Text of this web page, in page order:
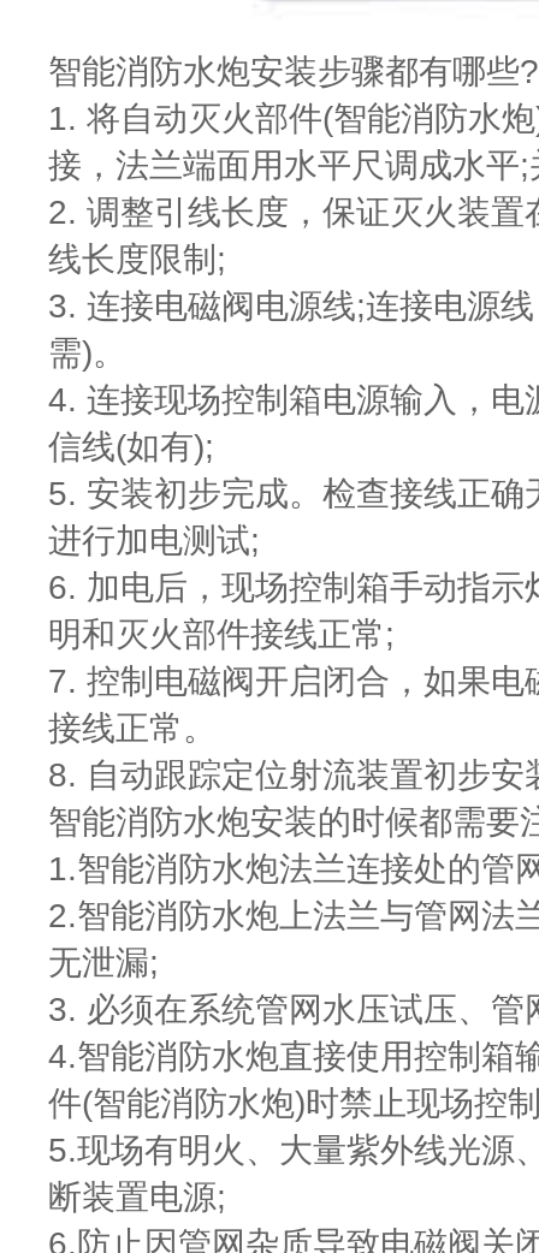
智能消防水炮安装步骤都有哪些?
1. 将自动灭火部件(智能消防水
接，法兰端面用水平尺调成水平
2. 调整引线长度，保证灭火装
线长度限制;
3. 连接电磁阀电源线;连接电源
需)。
4. 连接现场控制箱电源输入，
信线(如有);
5. 安装初步完成。检查接线正
进行加电测试;
6. 加电后，现场控制箱手动指
明和灭火部件接线正常;
7. 控制电磁阀开启闭合，如果
接线正常。
8. 自动跟踪定位射流装置初步安
智能消防水炮安装的时候都需要
1.智能消防水炮法兰连接处的管
2.智能消防水炮上法兰与管网法
无泄漏;
3. 必须在系统管网水压试压、
4.智能消防水炮直接使用控制箱
件(智能消防水炮)时禁止现场控
5.现场有明火、大量紫外线光源
断装置电源;
6.防止因管网杂质导致电磁阀关